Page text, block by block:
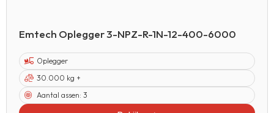
Emtech Oplegger 3-NPZ-R-1N-12-400-6000
Oplegger
30.000 kg +
Aantal assen: 3